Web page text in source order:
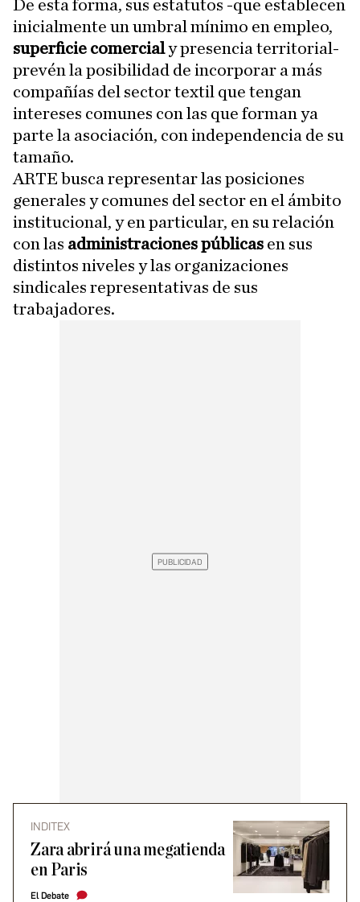
De esta forma, sus estatutos -que establecen
inicialmente un umbral mínimo en empleo,
superficie comercialy presencia territorial-
prevén la posibilidad de incorporar a más
compañías del sector textil que tengan
intereses comunes con las que forman ya
parte la asociación, con independencia de su
tamaño.
ARTE busca representar las posiciones
generales y comunes del sector en el ámbito
institucional, y en particular, en su relación
con las administraciones públicas en sus
distintos niveles y las organizaciones
sindicales representativas de sus
trabajadores.
INDITEX
Zara abrirá una megatienda
en Paris
El Debate